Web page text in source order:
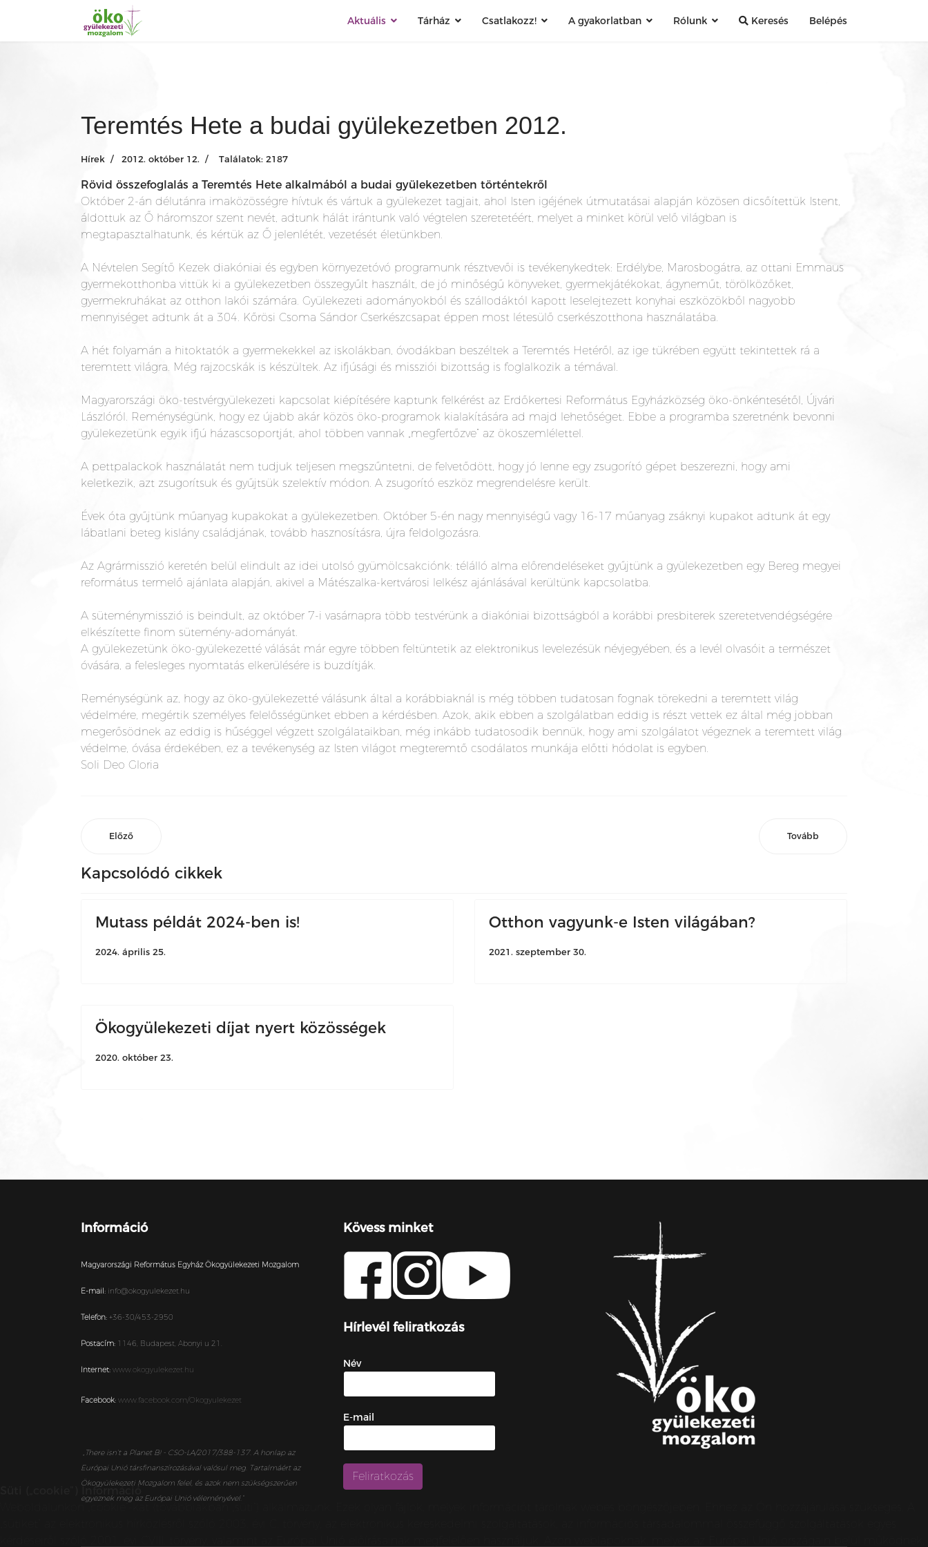
Aktuális Tárház Csatlakozz! A gyakorlatban Rólunk Keresés Belépés
Teremtés Hete a budai gyülekezetben 2012.
Hírek 2012. október 12. Találatok: 2187
Rövid összefoglalás a Teremtés Hete alkalmából a budai gyülekezetben történtekről
Október 2-án délutánra imaközösségre hívtuk és vártuk a gyülekezet tagjait, ahol Isten igéjének útmutatásai alapján közösen dicsőítettük Istent,
áldottuk az Ő háromszor szent nevét, adtunk hálát irántunk való végtelen szeretetéért, melyet a minket körül velő világban is
megtapasztalhatunk, és kértük az Ő jelenlétét, vezetését életünkben.
A Névtelen Segítő Kezek diakóniai és egyben környezetóvó programunk résztvevői is tevékenykedtek: Erdélybe, Marosbogátra, az ottani Emmaus
gyermekotthonba vittük ki a gyülekezetben összegyűlt használt, de jó minőségű könyveket, gyermekjátékokat, ágyneműt, törölközőket,
gyermekruhákat az otthon lakói számára. Gyülekezeti adományokból és szállodáktól kapott leselejtezett konyhai eszközökből nagyobb
mennyiséget adtunk át a 304. Kőrösi Csoma Sándor Cserkészcsapat éppen most létesülő cserkészotthona használatába.
A hét folyamán a hitoktatók a gyermekekkel az iskolákban, óvodákban beszéltek a Teremtés Hetéről, az ige tükrében együtt tekintettek rá a
teremtett világra. Még rajzocskák is készültek. Az ifjúsági és missziói bizottság is foglalkozik a témával.
Magyarországi öko-testvérgyülekezeti kapcsolat kiépítésére kaptunk felkérést az Erdőkertesi Református Egyházközség öko-önkéntesétől, Újvári
Lászlóról. Reménységünk, hogy ez újabb akár közös öko-programok kialakítására ad majd lehetőséget. Ebbe a programba szeretnénk bevonni
gyülekezetünk egyik ifjú házascsoportját, ahol többen vannak „megfertőzve” az ökoszemlélettel.
A pettpalackok használatát nem tudjuk teljesen megszűntetni, de felvetődött, hogy jó lenne egy zsugorító gépet beszerezni, hogy ami
keletkezik, azt zsugorítsuk és gyűjtsük szelektív módon. A zsugorító eszköz megrendelésre került.
Évek óta gyűjtünk műanyag kupakokat a gyülekezetben. Október 5-én nagy mennyiségű vagy 16-17 műanyag zsáknyi kupakot adtunk át egy
lábatlani beteg kislány családjának, tovább hasznosításra, újra feldolgozásra.
Az Agrármisszió keretén belül elindult az idei utolsó gyümölcsakciónk: télálló alma előrendeléseket gyűjtünk a gyülekezetben egy Bereg megyei
református termelő ajánlata alapján, akivel a Mátészalka-kertvárosi lelkész ajánlásával kerültünk kapcsolatba.
A süteménymisszió is beindult, az október 7-i vasárnapra több testvérünk a diakóniai bizottságból a korábbi presbiterek szeretetvendégségére
elkészítette finom sütemény-adományát.
A gyülekezetünk öko-gyülekezetté válását már egyre többen feltüntetik az elektronikus levelezésük névjegyében, és a levél olvasóit a természet
óvására, a felesleges nyomtatás elkerülésére is buzdítják.
Reménységünk az, hogy az öko-gyülekezetté válásunk által a korábbiaknál is még többen tudatosan fognak törekedni a teremtett világ
védelmére, megértik személyes felelősségünket ebben a kérdésben. Azok, akik ebben a szolgálatban eddig is részt vettek ez által még jobban
megerősödnek az eddig is hűséggel végzett szolgálataikban, még inkább tudatosodik bennük, hogy ami szolgálatot végeznek a teremtett világ
védelme, óvása érdekében, ez a tevékenység az Isten világot megteremtő csodálatos munkája előtti hódolat is egyben.
Soli Deo Gloria
Előző Tovább
Kapcsolódó cikkek
Mutass példát 2024-ben is!
2024. április 25.
Otthon vagyunk-e Isten világában?
2021. szeptember 30.
Ökogyülekezeti díjat nyert közösségek
2020. október 23.
Információ
Magyarországi Református Egyház Ökogyülekezeti Mozgalom
E-mail: info@okogyulekezet.hu
Telefon: +36-30/453-2950
Postacím: 1146, Budapest, Abonyi u 21.
Internet: www.okogyulekezet.hu
Facebook: www.facebook.com/Okogyulekezet
„ There isn’t a Planet B! - CSO-LA/2017/388-137. A honlap az
Európai Unió társfinanszírozásával valósul meg. Tartalmáért az
Ökogyülekezeti Mozgalom felel, és azok nem szükségszerűen
egyeznek meg az Európai Unió véleményével.”
Kövess minket
Hírlevél feliratkozás
Név
E-mail
Süti („cookie”) Információ